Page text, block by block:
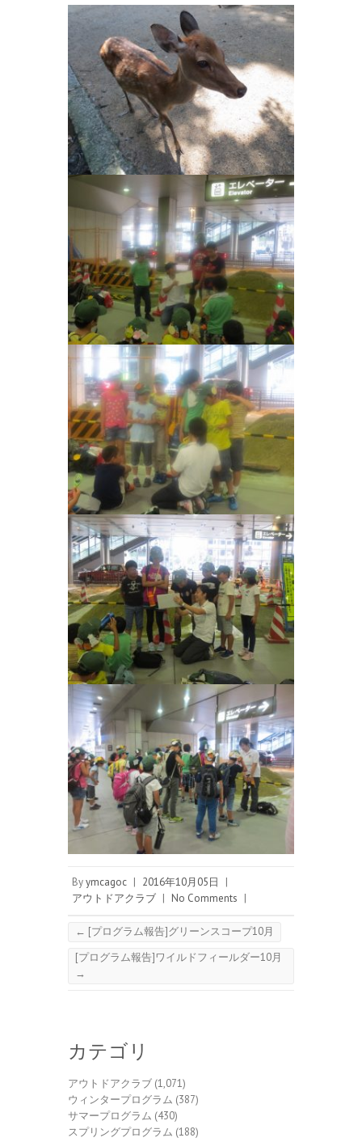
Byymcagoc | 2016年10月05日
|
アウトドアクラブ | No Comments |
← [プログラム報告]グリーンスコープ10月
[プログラム報告]ワイルドフィールダー10月
→
カテゴリ
アウトドアクラブ (1,071)
ウィンタープログラム (387)
サマープログラム (430)
スプリングプログラム (188)